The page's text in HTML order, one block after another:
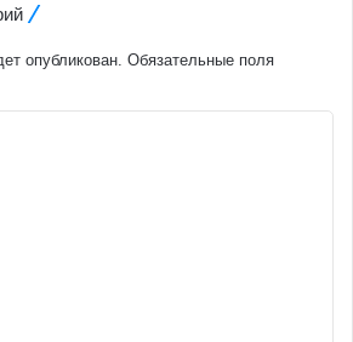
опубликован. Обязательные поля